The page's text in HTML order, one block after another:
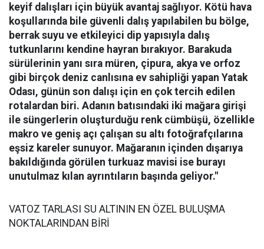
keyif dalışları için büyük avantaj sağlıyor. Kötü hava
koşullarında bile güvenli dalış yapılabilen bu bölge,
berrak suyu ve etkileyici dip yapısıyla dalış
tutkunlarını kendine hayran bırakıyor. Barakuda
sürülerinin yanı sıra müren, çipura, akya ve orfoz
gibi birçok deniz canlısına ev sahipliği yapan Yatak
Odası, günün son dalışı için en çok tercih edilen
rotalardan biri. Adanın batısındaki iki mağara girişi
ile süngerlerin oluşturduğu renk cümbüşü, özellikle
makro ve geniş açı çalışan su altı fotoğrafçılarına
eşsiz kareler sunuyor. Mağaranın içinden dışarıya
bakıldığında görülen turkuaz mavisi ise burayı
unutulmaz kılan ayrıntıların başında geliyor."
VATOZ TARLASI SU ALTININ EN ÖZEL BULUŞMA
NOKTALARINDAN BİRİ